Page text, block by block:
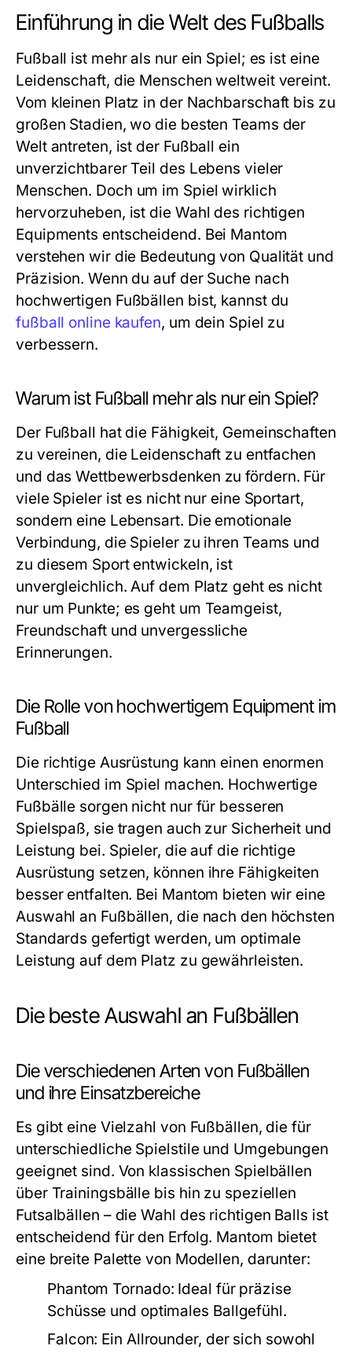
Einführung in die Welt des Fußballs
Fußball ist mehr als nur ein Spiel; es ist eine
Leidenschaft, die Menschen weltweit vereint.
Vom kleinen Platz in der Nachbarschaft bis zu
großen Stadien, wo die besten Teams der
Welt antreten, ist der Fußball ein
unverzichtbarer Teil des Lebens vieler
Menschen. Doch um im Spiel wirklich
hervorzuheben, ist die Wahl des richtigen
Equipments entscheidend. Bei Mantom
verstehen wir die Bedeutung von Qualität und
Präzision. Wenn du auf der Suche nach
hochwertigen Fußbällen bist, kannst du
fußball online kaufen, um dein Spiel zu
verbessern.
Warum ist Fußball mehr als nur ein Spiel?
Der Fußball hat die Fähigkeit, Gemeinschaften
zu vereinen, die Leidenschaft zu entfachen
und das Wettbewerbsdenken zu fördern. Für
viele Spieler ist es nicht nur eine Sportart,
sondern eine Lebensart. Die emotionale
Verbindung, die Spieler zu ihren Teams und
zu diesem Sport entwickeln, ist
unvergleichlich. Auf dem Platz geht es nicht
nur um Punkte; es geht um Teamgeist,
Freundschaft und unvergessliche
Erinnerungen.
Die Rolle von hochwertigem Equipment im
Fußball
Die richtige Ausrüstung kann einen enormen
Unterschied im Spiel machen. Hochwertige
Fußbälle sorgen nicht nur für besseren
Spielspaß, sie tragen auch zur Sicherheit und
Leistung bei. Spieler, die auf die richtige
Ausrüstung setzen, können ihre Fähigkeiten
besser entfalten. Bei Mantom bieten wir eine
Auswahl an Fußbällen, die nach den höchsten
Standards gefertigt werden, um optimale
Leistung auf dem Platz zu gewährleisten.
Die beste Auswahl an Fußbällen
Die verschiedenen Arten von Fußbällen
und ihre Einsatzbereiche
Es gibt eine Vielzahl von Fußbällen, die für
unterschiedliche Spielstile und Umgebungen
geeignet sind. Von klassischen Spielbällen
über Trainingsbälle bis hin zu speziellen
Futsalbällen – die Wahl des richtigen Balls ist
entscheidend für den Erfolg. Mantom bietet
eine breite Palette von Modellen, darunter:
Phantom Tornado: Ideal für präzise
Schüsse und optimales Ballgefühl.
Falcon: Ein Allrounder, der sich sowohl